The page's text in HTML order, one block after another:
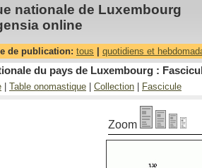
nationale de Luxembourg
online
de publication: tous quotidiens et
du pays de Luxembourg :
Table onomastique Collection Fascicule
Zoom